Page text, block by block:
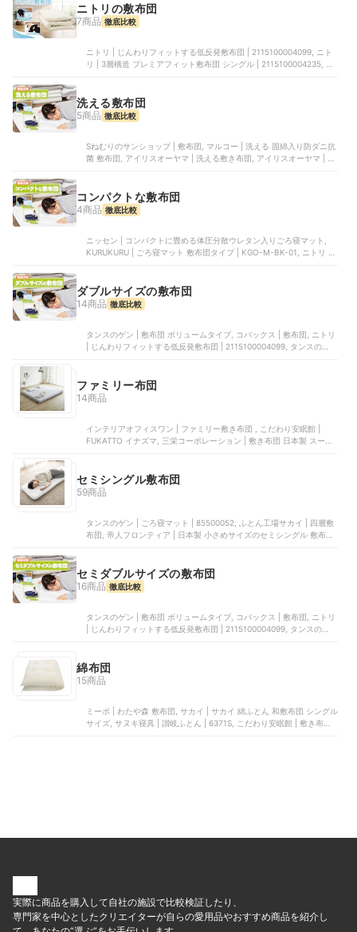
ニトリの敷布団
7商品 徹底比較
ニトリ | じんわりフィットする低反発敷布団 | 2115100004099, ニト
リ | 3層構造 プレミアフィット敷布団 シングル | 2115100004235, ニ
付き 体圧分散敷布団 | 2115100004273
洗える敷布団
5商品 徹底比較
Sねむりのサンショップ | 敷布団, マルコー | 洗える 固綿入り防ダニ抗
菌 敷布団, アイリスオーヤマ | 洗える敷き布団, アイリスオーヤマ | 敷
コンパクトな敷布団
4商品 徹底比較
ニッセン | コンパクトに畳める体圧分散ウレタン入りごろ寝マット,
KURUKURU | ごろ寝マット 敷布団タイプ | KGO-M-BK-01, ニトリ |
ダブルサイズの敷布団
14商品 徹底比較
タンスのゲン | 敷布団 ボリュームタイプ, コバックス | 敷布団, ニトリ
| じんわりフィットする低反発敷布団 | 2115100004099, タンスのゲン
ファミリー布団
14商品
インテリアオフィスワン | ファミリー敷き布団 , こだわり安眠館 |
FUKATTO イナズマ, 三栄コーポレーション | 敷き布団 日本製 スーパ
セミシングル敷布団
59商品
タンスのゲン | ごろ寝マット | 85500052, ふとん工場サカイ | 四層敷
布団, 帝人フロンティア | 日本製 小さめサイズのセミシングル 敷布団,
セミダブルサイズの敷布団
16商品 徹底比較
タンスのゲン | 敷布団 ボリュームタイプ, コバックス | 敷布団, ニトリ
| じんわりフィットする低反発敷布団 | 2115100004099, タンスのゲン
綿布団
15商品
ミーボ | わたや森 敷布団, サカイ | サカイ 綿ふとん 和敷布団 シングル
サイズ, サヌキ寝具 | 讃岐ふとん | 6371S, こだわり安眠館 | 敷き布団,
実際に商品を購入して自社の施設で比較検証したり、
専門家を中心としたクリエイターが自らの愛用品やおすすめ商品を紹介し